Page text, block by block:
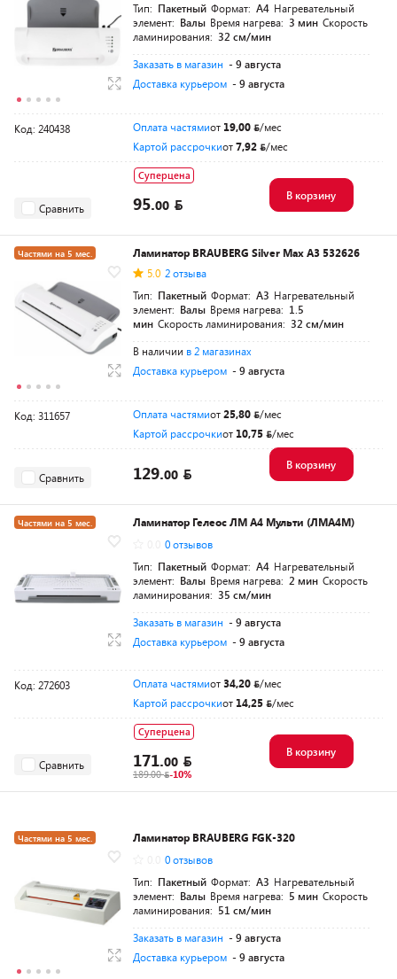
Тип: Пакетный Формат: A4 Нагревательный
элемент: Валы Время нагрева: 3 мин Скорость
ламинирования: 32 см/мин
Заказать в магазин - 9 августа
Доставка курьером - 9 августа
Код: 240438 Оплата частямиот 19,00
/мес
Картой рассрочкиот7,92 /мес
Сравнить
Суперцена
95.00
В корзину
Частями на 5 мес.
Ламинатор BRAUBERG Silver Max A3 532626
5.0 2 отзыва
Тип: Пакетный Формат: A3 Нагревательный
элемент: Валы Время нагрева: 1.5
мин Скорость ламинирования: 32 см/мин
В наличии в 2 магазинах
Доставка курьером - 9 августа
Код: 311657 Оплата частямиот25,80
/мес
Картой рассрочкиот 10,75 /мес
Сравнить 129.00
В корзину
Частями на 5 мес.
Ламинатор Гелеос ЛМ A4 Мульти (ЛМА4М)
0 отзывов
Тип: Пакетный Формат: A4 Нагревательный
элемент: Валы Время нагрева: 2 мин Скорость
ламинирования: 35 см/мин
Заказать в магазин - 9 августа
Доставка курьером - 9 августа
Код: 272603 Оплата частямиот34,20
/мес
Картой рассрочкиот 14,25 /мес
Сравнить
Суперцена
171.00
189.00 -10%
В корзину
Частями на 5 мес.
Ламинатор BRAUBERG FGK-320
0 отзывов
Тип: Пакетный Формат: A3 Нагревательный
элемент: Валы Время нагрева: 5 мин Скорость
ламинирования: 51 см/мин
Заказать в магазин - 9 августа
Доставка курьером - 9 августа